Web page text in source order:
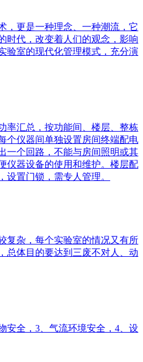
，更是一种理念、一种潮流，它
时代，改变着人们的观念，影响
验室的现代化管理模式，充分演
率汇总，按功能间、楼层、整栋
个仪器间单独设置房间终端配电
一个回路，不能与房间照明或其
仪器设备的使用和维护。楼层配
设置门锁，需专人管理。
复杂，每个实验室的情况又有所
总体目的要达到三废不对人、动
安全，3、气流环境安全，4、设